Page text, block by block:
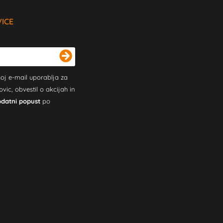
e-mail uporablja za
obvestil o akcijah in
popust po